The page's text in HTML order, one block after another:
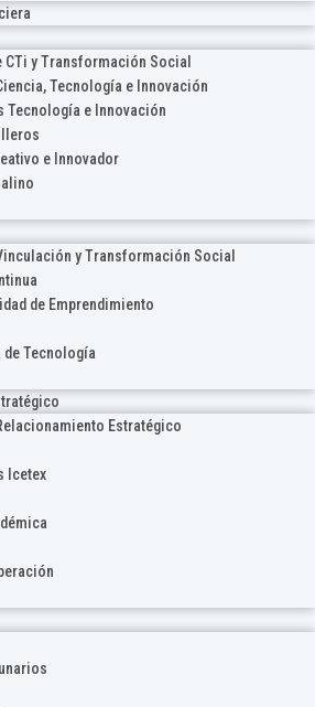
y Transformación Social
Tecnología e Innovación
Tecnología e Innovación
e Innovador
y Transformación Social
de Emprendimiento
Tecnología
Estratégico
Icetex